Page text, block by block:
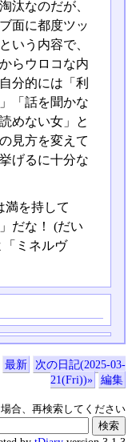
汰なのだが、
面に都度ツッ
いう内容で、
らウロコな内
分的には「利
「話を聞かな
めない女」と
見方を変えて
げるに十分な
満を持して
だな！ (だい
ミネルヴ
最新
次の日記(2025-03-
21(Fri))»
編集
合、再検索してください